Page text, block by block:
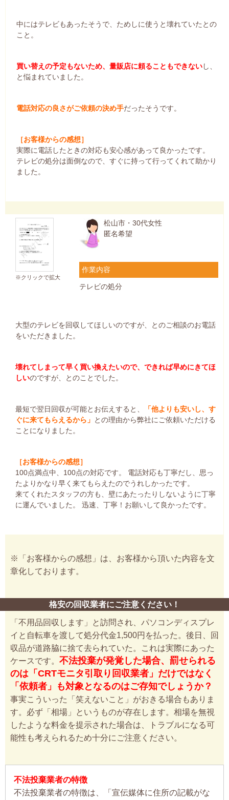
中にはテレビもあったそうで、ためしに使うと壊れていたとの
こと。
買い替えの予定もないため、量販店に頼ることもできないし、
と悩まれていました。
電話対応の良さがご依頼の決め手だったそうです。
［お客様からの感想］
実際に電話したときの対応も安心感があって良かったです。
テレビの処分は面倒なので、すぐに持って行ってくれて助かり
ました。
※クリックで拡大
松山市・30代女性
匿名希望
作業内容
テレビの処分
大型のテレビを回収してほしいのですが、とのご相談のお電話
をいただきました。
壊れてしまって早く買い換えたいので、できれば早めにきてほ
しいのですが、とのことでした。
最短で翌日回収が可能とお伝えすると、
「他よりも安いし、す
ぐに来てもらえるから」 との理由から弊社にご依頼いただける
ことになりました。
［お客様からの感想］
100点満点中、100点の対応です。 電話対応も丁寧だし、思っ
たよりかなり早く来てもらえたのでうれしかったです。
来てくれたスタッフの方も、壁にあたったりしないように丁寧
に運んでいました。 迅速、丁寧！お願いして良かったです。
※「お客様からの感想」は、お客様から頂いた内容を文
章化しております。
格安の回収業者にご注意ください！
「不用品回収します」と訪問され、パソコンディスプレ
イと自転車を渡して処分代金1,500円を払った。後日、回
収品が道路脇に捨て去られていた。これは実際にあった
ケースです。 不法投棄が発覚した場合、罰せられる
のは「CRTモニタ引取り回収業者」だけではなく
「依頼者」も対象となるのはご存知でしょうか？
事実こういった「笑えないこと」がおきる場合もありま
す。必ず「相場」というものが存在します。相場を無視
したような料金を提示された場合は、トラブルになる可
能性も考えられるため十分にご注意ください。
不法投棄業者の特徴
不法投棄業者の特徴は、「宣伝媒体に住所の記載がな